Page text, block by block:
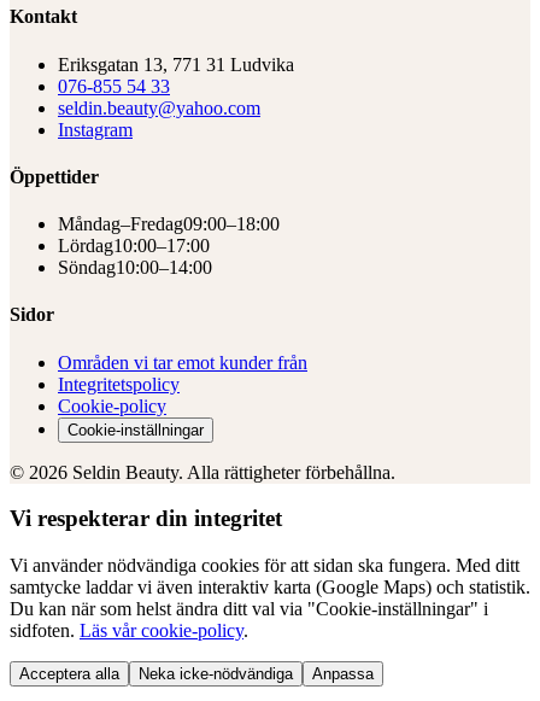
Kontakt
Eriksgatan 13, 771 31 Ludvika
076-855 54 33
seldin.beauty@yahoo.com
Instagram
Öppettider
Måndag–Fredag09:00–18:00
Lördag10:00–17:00
Söndag10:00–14:00
Sidor
Områden vi tar emot kunder från
Integritetspolicy
Cookie-policy
Cookie-inställningar
© 2026 Seldin Beauty. Alla rättigheter förbehållna.
Vi respekterar din integritet
Vi använder nödvändiga cookies för att sidan ska fungera. Med ditt
samtycke laddar vi även interaktiv karta (Google Maps) och statistik.
Du kan när som helst ändra ditt val via "Cookie-inställningar" i
sidfoten. Läs vår cookie-policy.
Acceptera alla Neka icke-nödvändiga Anpassa